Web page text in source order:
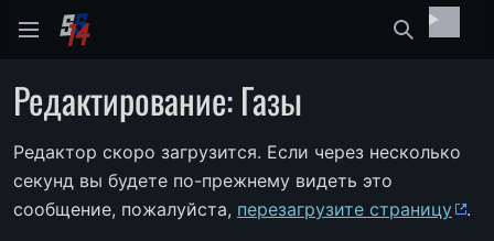
Найти
Редактирование: Газы
Редактор скоро загрузится. Если через несколько
секунд вы будете по-прежнему видеть это
сообщение, пожалуйста, перезагрузите страницу .